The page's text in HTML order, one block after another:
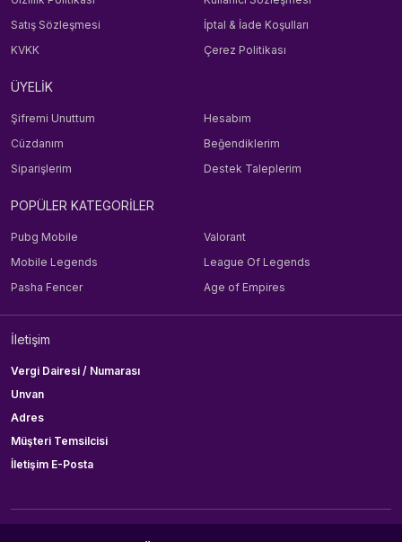
Satış Sözleşmesi
İptal & İade Koşulları
KVKK
Çerez Politikası
ÜYELİK
Şifremi Unuttum
Hesabım
Cüzdanım
Beğendiklerim
Siparişlerim
Destek Taleplerim
POPÜLER KATEGORİLER
Pubg Mobile
Valorant
Mobile Legends
League Of Legends
Pasha Fencer
Age of Empires
İletişim
Vergi Dairesi / Numarası
Unvan
Adres
Müşteri Temsilcisi
İletişim E-Posta